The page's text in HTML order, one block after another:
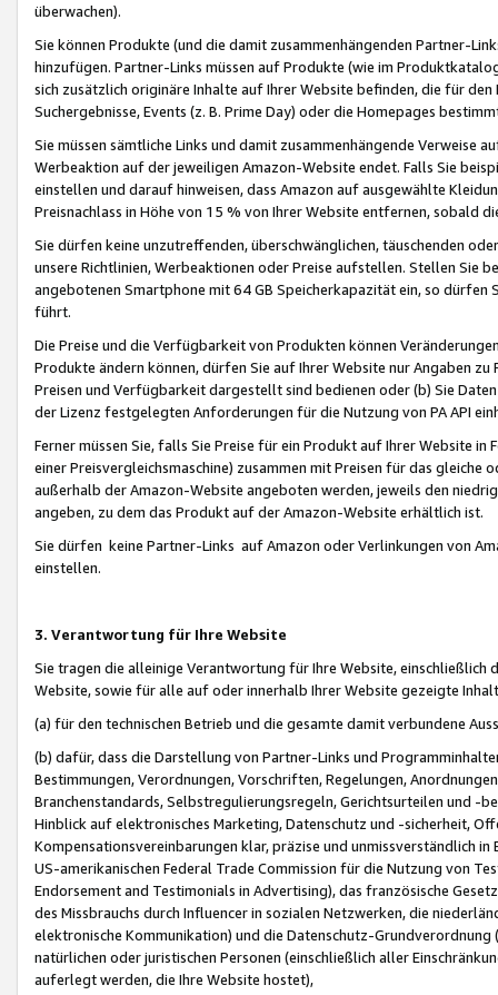
überwachen).
Sie können Produkte (und die damit zusammenhängenden Partner-
hinzufügen. Partner-Links müssen auf Produkte (wie im
sich zusätzlich originäre Inhalte auf Ihrer Website befinden, die für
Suchergebnisse, Events (z. B. Prime Day) oder die Homepages
Sie müssen sämtliche Links und damit zusammenhängende
Werbeaktion auf der jeweiligen Amazon-Website endet. Falls Sie
einstellen und darauf hinweisen, dass Amazon auf ausgewählte
Preisnachlass in Höhe von 15 % von Ihrer Website entfernen, sobald
Sie dürfen keine unzutreffenden, überschwänglichen, täuschenden
unsere Richtlinien, Werbeaktionen oder Preise aufstellen. Stellen Sie
angebotenen Smartphone mit 64 GB Speicherkapazität ein, so dürfen
führt.
Die Preise und die Verfügbarkeit von Produkten können
Produkte ändern können, dürfen Sie auf Ihrer Website nur Angaben
Preisen und Verfügbarkeit dargestellt sind bedienen oder (b) Sie
der Lizenz festgelegten Anforderungen für die Nutzung von PA API
Ferner müssen Sie, falls Sie Preise für ein Produkt auf Ihrer Website
einer Preisvergleichsmaschine) zusammen mit Preisen für das
außerhalb der Amazon-Website angeboten werden, jeweils den
angeben, zu dem das Produkt auf der Amazon-Website erhältlich ist.
Sie dürfen keine Partner-Links auf Amazon oder Verlinkungen von
einstellen.
3. Verantwortung für Ihre Website
Sie tragen die alleinige Verantwortung für Ihre Website,
Website, sowie für alle auf oder innerhalb Ihrer Website gezeigte
(a) für den technischen Betrieb und die gesamte damit verbundene
(b) dafür, dass die Darstellung von Partner-Links und
Bestimmungen, Verordnungen, Vorschriften, Regelungen,
Branchenstandards, Selbstregulierungsregeln, Gerichtsurteilen und -
Hinblick auf elektronisches Marketing, Datenschutz und -sicherheit,
Kompensationsvereinbarungen klar, präzise und unmissverständlich
US-amerikanischen Federal Trade Commission für die Nutzung von
Endorsement and Testimonials in Advertising), das französische
des Missbrauchs durch Influencer in sozialen Netzwerken, die
elektronische Kommunikation) und die Datenschutz-
natürlichen oder juristischen Personen (einschließlich aller
auferlegt werden, die Ihre Website hostet),